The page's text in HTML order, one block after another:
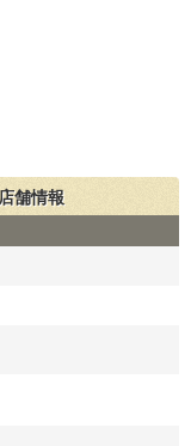
舗情報